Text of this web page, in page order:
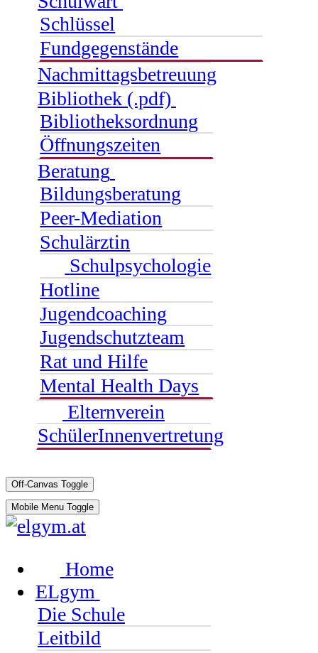
Schlüssel
Fundgegenstände
Nachmittagsbetreuung
Bibliothek (.pdf)
Bibliotheksordnung
Öffnungszeiten
Beratung
Bildungsberatung
Peer-Mediation
Schulärztin
Schulpsychologie
Hotline
Jugendcoaching
Jugendschutzteam
Rat und Hilfe
Mental Health Days
Elternverein
SchülerInnenvertretung
Off-Canvas Toggle
Mobile Menu Toggle
Home
ELgym
Die Schule
Leitbild